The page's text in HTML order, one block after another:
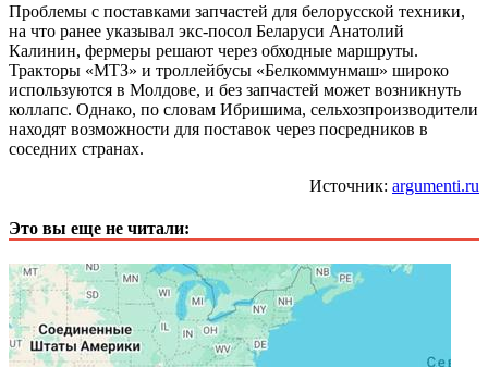
Проблемы с поставками запчастей для белорусской техники,
на что ранее указывал экс-посол Беларуси Анатолий
Калинин, фермеры решают через обходные маршруты.
Тракторы «МТЗ» и троллейбусы «Белкоммунмаш» широко
используются в Молдове, и без запчастей может возникнуть
коллапс. Однако, по словам Ибришима, сельхозпроизводители
находят возможности для поставок через посредников в
соседних странах.
Источник: argumenti.ru
Это вы еще не читали: